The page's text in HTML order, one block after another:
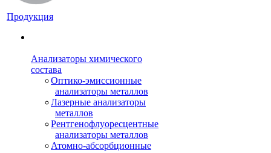
Продукция
Анализаторы химического
состава
Оптико-эмиссионные
анализаторы металлов
Лазерные анализаторы
металлов
Рентгенофлуоресцентные
анализаторы металлов
Атомно-абсорбционные